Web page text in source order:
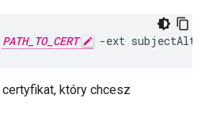
PATH_TO_CERT -ext
który chcesz